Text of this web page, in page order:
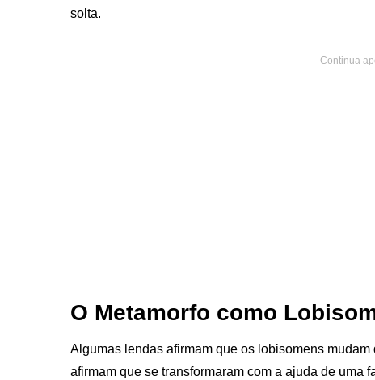
solta.
Continua
O Metamorfo como
Algumas lendas afirmam que os lobisomens
afirmam que se transformaram com a ajuda de uma